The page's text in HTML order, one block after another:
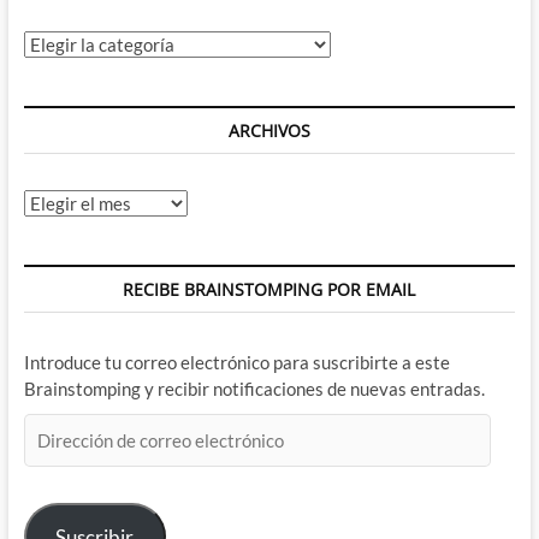
Categorías
ARCHIVOS
Archivos
RECIBE BRAINSTOMPING POR EMAIL
Introduce tu correo electrónico para suscribirte a este
Brainstomping y recibir notificaciones de nuevas entradas.
de
electrónico